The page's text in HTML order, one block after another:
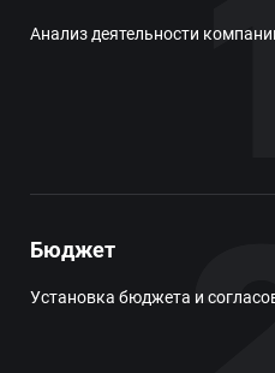
Анализ деятельности
Бюджет
Установка бюджета и